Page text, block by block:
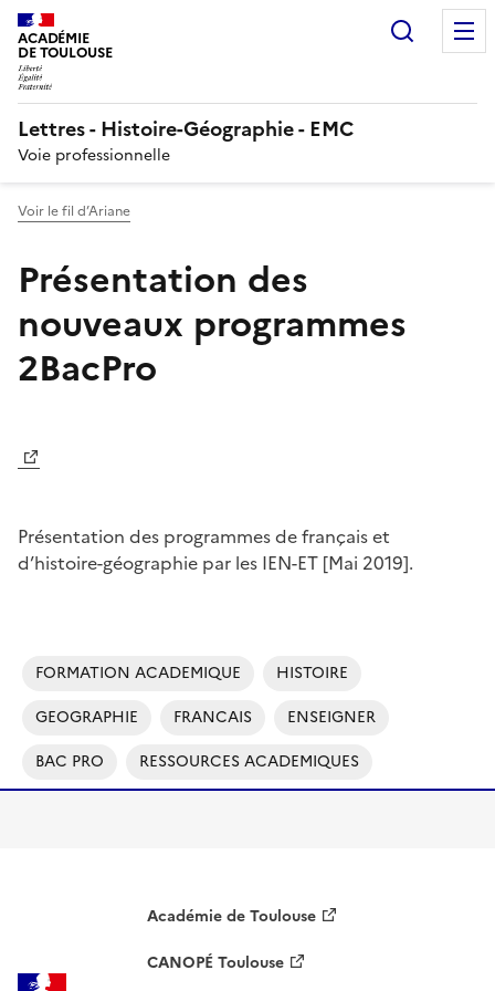
ACADÉMIE
DE TOULOUSE
Lettres - Histoire-Géographie - EMC
Voie professionnelle
Voir le fil d’Ariane
Présentation des
nouveaux programmes
2BacPro
Présentation des programmes de français et
d’histoire-géographie par les IEN-ET [Mai 2019].
FORMATION ACADEMIQUE
HISTOIRE
GEOGRAPHIE
FRANCAIS
ENSEIGNER
BAC PRO
RESSOURCES ACADEMIQUES
Académie de Toulouse
CANOPÉ Toulouse